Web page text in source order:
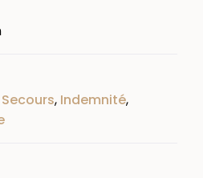
Secours, Indemnité,